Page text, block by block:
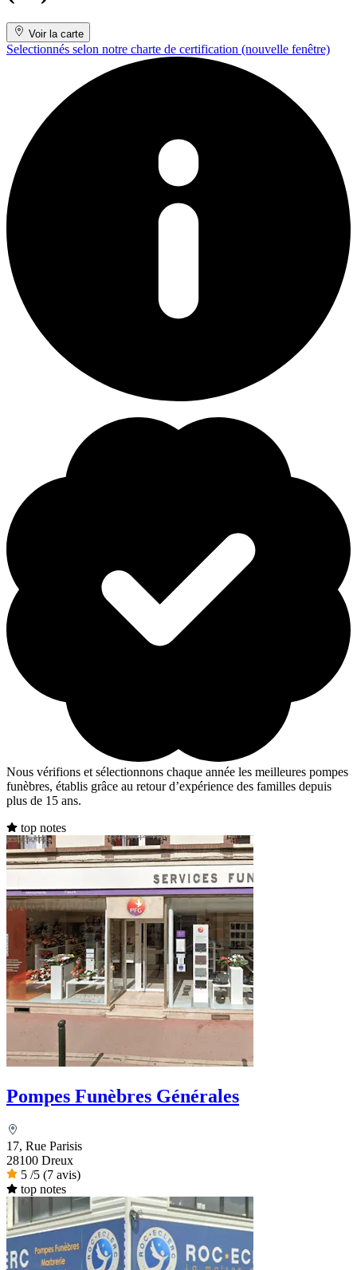
Voir la carte
Selectionnés selon notre charte de certification (nouvelle fenêtre)
Nous vérifions et sélectionnons chaque année les meilleures pompes
funèbres, établis grâce au retour d’expérience des familles depuis
plus de 15 ans.
top notes
Pompes Funèbres Générales
17, Rue Parisis
28100 Dreux
5 /5 (7 avis)
top notes